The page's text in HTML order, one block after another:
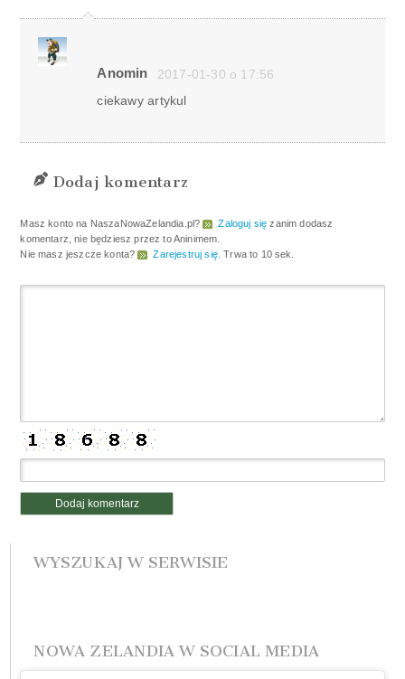
Anomin
2017-01-30 o 17:56
ciekawy artykul
Dodaj komentarz
Masz konto na NaszaNowaZelandia.pl? Zaloguj się zanim dodasz
komentarz, nie będziesz przez to Aninimem.
Nie masz jeszcze konta?
Zarejestruj się. Trwa to 10 sek.
WYSZUKAJ W SERWISIE
NOWA ZELANDIA W SOCIAL MEDIA